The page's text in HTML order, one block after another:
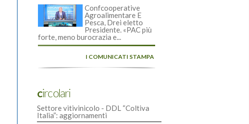
Confcooperative
Agroalimentare E
Pesca, Drei eletto
Presidente. «PAC più
forte, meno burocrazia e...
I COMUNICATI STAMPA
Circolari
Settore vitivinicolo - DDL “Coltiva
Italia”: aggiornamenti